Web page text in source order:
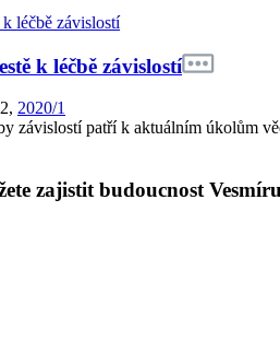
k léčbě závislostí
2020/1
závislostí patří k aktuálním úkolům
zajistit budoucnost Vesmíru